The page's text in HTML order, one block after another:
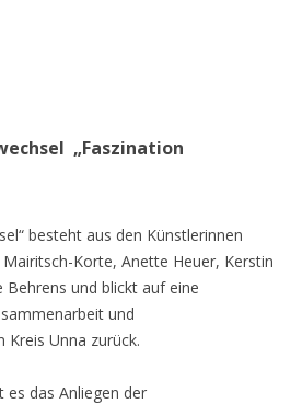
„Faszination
besteht aus den Künstlerinnen
Korte, Anette Heuer, Kerstin
und blickt auf eine
und
Kreis Unna zurück.
es das Anliegen der